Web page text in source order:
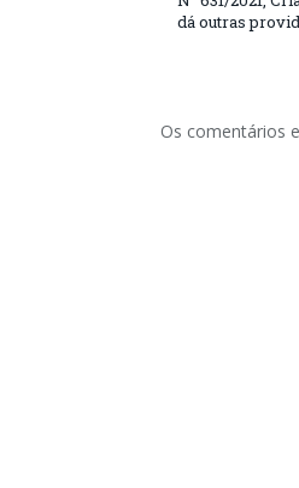
dá outras
Os comentários